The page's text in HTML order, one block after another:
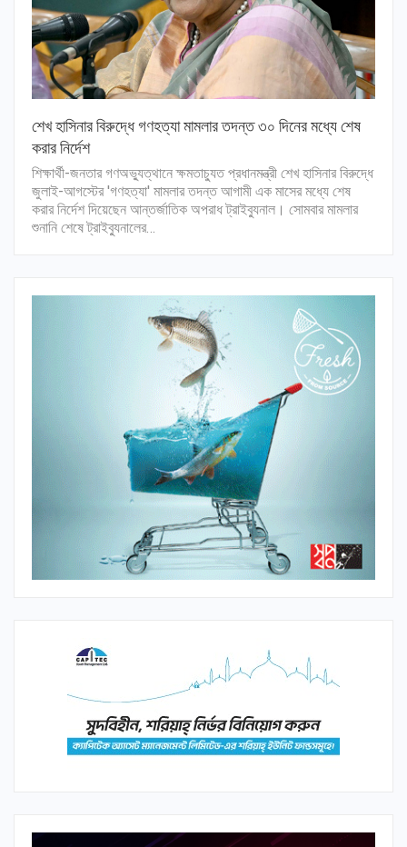
শেখ হাসিনার বিরুদ্ধে গণহত্যা মামলার তদন্ত ৩০ দিনের মধ্যে শেষ
করার নির্দেশ
শিক্ষার্থী-জনতার গণঅভ্যুত্থানে ক্ষমতাচ্যুত প্রধানমন্ত্রী শেখ হাসিনার বিরুদ্ধে
জুলাই-আগস্টের 'গণহত্যা' মামলার তদন্ত আগামী এক মাসের মধ্যে শেষ
করার নির্দেশ দিয়েছেন আন্তর্জাতিক অপরাধ ট্রাইব্যুনাল। সোমবার মামলার
শুনানি শেষে ট্রাইব্যুনালের…